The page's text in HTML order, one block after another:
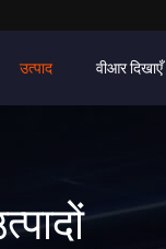
उत्पाद वीआर दिखाएँ